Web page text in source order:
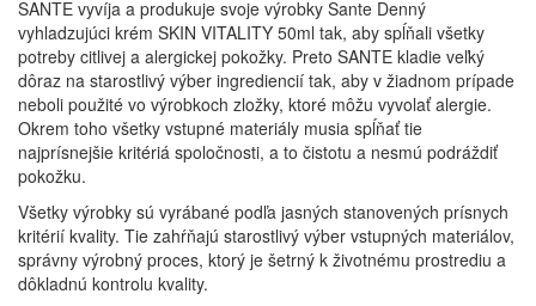
SANTE vyvíja a produkuje svoje výrobky Sante Denný
vyhladzujúci krém SKIN VITALITY 50ml tak, aby spĺňali všetky
potreby citlivej a alergickej pokožky. Preto SANTE kladie veľký
dôraz na starostlivý výber ingrediencií tak, aby v žiadnom prípade
neboli použité vo výrobkoch zložky, ktoré môžu vyvolať alergie.
Okrem toho všetky vstupné materiály musia spĺňať tie
najprísnejšie kritériá spoločnosti, a to čistotu a nesmú podráždiť
pokožku.
Všetky výrobky sú vyrábané podľa jasných stanovených prísnych
kritérií kvality. Tie zahŕňajú starostlivý výber vstupných materiálov,
správny výrobný proces, ktorý je šetrný k životnému prostrediu a
dôkladnú kontrolu kvality.